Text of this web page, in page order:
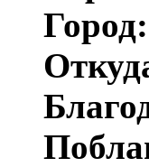
Город: